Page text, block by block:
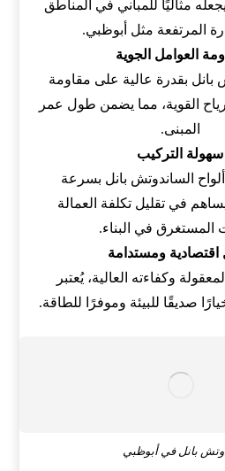
مثاليًا للمباني في المناطق
المرتفعة مثل أبوظبي.
العوامل الجوية
بانل بقدرة عالية على مقاومة
القوية، مما يضمن طول عمر
المبنى.
سهولة التركيب
الساندوتش بانل بسرعة
في تقليل تكلفة العمالة
المستغرق في البناء.
اقتصادية ومستدامة
وكفاءته العالية، يُعتبر
صديقًا للبيئة وموفرًا للطاقة.
بانل في أبوظبي